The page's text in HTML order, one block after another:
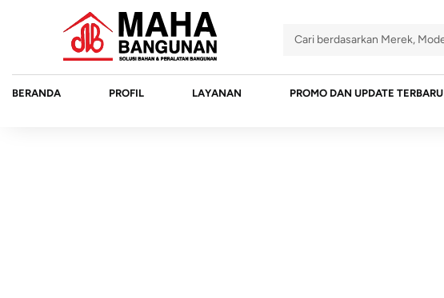
BERANDA PROFIL LAYANAN PROMO DAN UPDATE TERBARU